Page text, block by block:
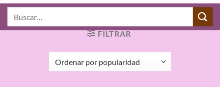
INICIO / PRODUCTOS ETIQUETADOS “TECHDANCE” /
FILTRAR